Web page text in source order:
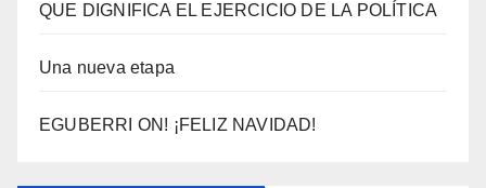
QUE DIGNIFICA EL EJERCICIO DE LA POLÍTICA
Una nueva etapa
EGUBERRI ON! ¡FELIZ NAVIDAD!